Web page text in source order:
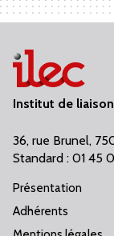
Institut de
36, rue Brunel,
Standard : 01 45
Présentation
Adhérents